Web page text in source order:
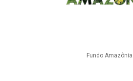
Fundo Amazônia